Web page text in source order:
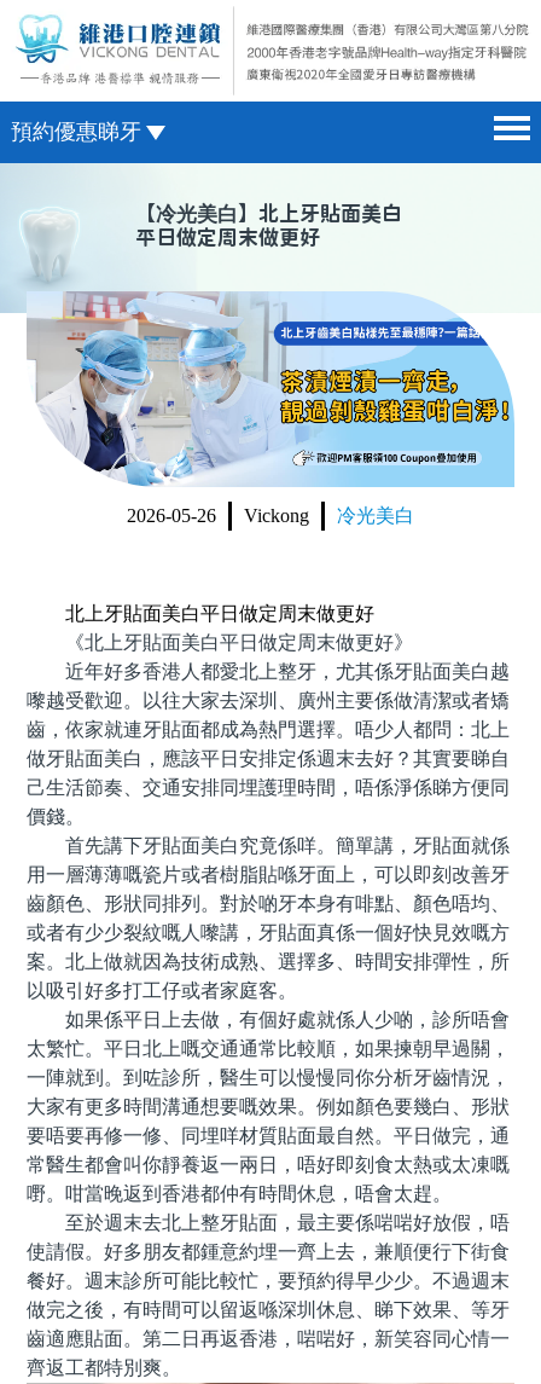
預約優惠睇牙
醫院簡介 hospital introduction
醫生介紹 doctor introduction
醫療新聞 medical news
種植牙 dental implant
箍牙 orthodontics
收費標準 change standard
微信預約
WhatsApp預約
【冷光美白】北上牙貼面美白
平日做定周末做更好
2026-05-26 Vickong 冷光美白
北上牙貼面美白平日做定周末做更好
《北上牙貼面美白平日做定周末做更好》
近年好多香港人都愛北上整牙，尤其係牙貼面美白越
嚟越受歡迎。以往大家去深圳、廣州主要係做清潔或者矯
齒，依家就連牙貼面都成為熱門選擇。唔少人都問：北上
做牙貼面美白，應該平日安排定係週末去好？其實要睇自
己生活節奏、交通安排同埋護理時間，唔係淨係睇方便同
價錢。
首先講下牙貼面美白究竟係咩。簡單講，牙貼面就係
用一層薄薄嘅瓷片或者樹脂貼喺牙面上，可以即刻改善牙
齒顏色、形狀同排列。對於啲牙本身有啡點、顏色唔均、
或者有少少裂紋嘅人嚟講，牙貼面真係一個好快見效嘅方
案。北上做就因為技術成熟、選擇多、時間安排彈性，所
以吸引好多打工仔或者家庭客。
如果係平日上去做，有個好處就係人少啲，診所唔會
太繁忙。平日北上嘅交通通常比較順，如果揀朝早過關，
一陣就到。到咗診所，醫生可以慢慢同你分析牙齒情況，
大家有更多時間溝通想要嘅效果。例如顏色要幾白、形狀
要唔要再修一修、同埋咩材質貼面最自然。平日做完，通
常醫生都會叫你靜養返一兩日，唔好即刻食太熱或太凍嘅
嘢。咁當晚返到香港都仲有時間休息，唔會太趕。
至於週末去北上整牙貼面，最主要係啱啱好放假，唔
使請假。好多朋友都鍾意約埋一齊上去，兼順便行下街食
餐好。週末診所可能比較忙，要預約得早少少。不過週末
做完之後，有時間可以留返喺深圳休息、睇下效果、等牙
齒適應貼面。第二日再返香港，啱啱好，新笑容同心情一
齊返工都特別爽。